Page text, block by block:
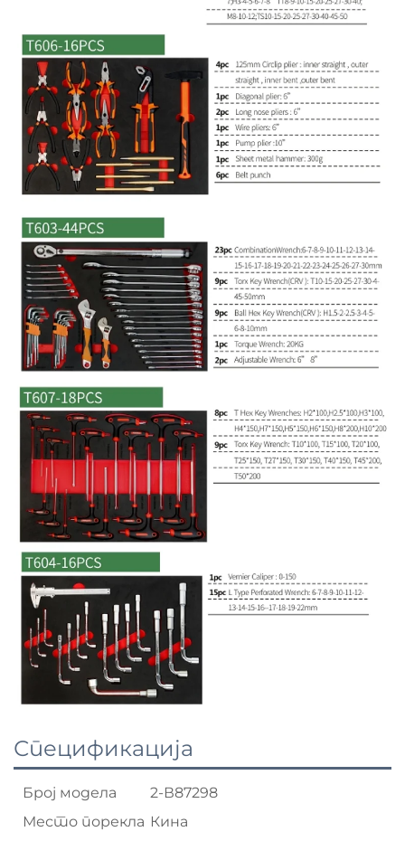
Спецификација
Број модела
2-В87298
Место порекла Кина